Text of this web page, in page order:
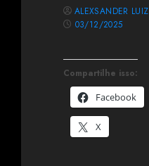
Compartilhe isso:
Facebook
X
ALEXSANDER LUIZ
03/12/2025